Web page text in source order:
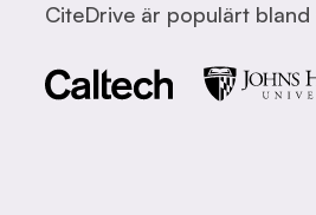
CiteDrive är populärt bland